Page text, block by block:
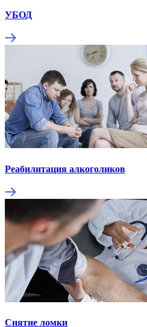
УБОД
Реабилитация алкоголиков
Снятие ломки